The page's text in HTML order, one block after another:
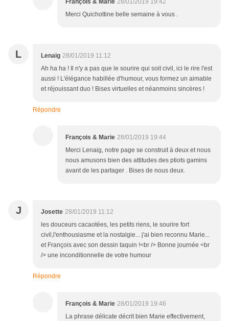
François & Marie 28/01/2019 19:42
Merci Quichottine belle semaine à vous .
L Lenaïg 28/01/2019 11:12
Ah ha ha ! Il n'y a pas que le sourire qui soit civil, ici le rire l'est
aussi ! L'élégance habillée d'humour, vous formez un aimable
et réjouissant duo ! Bises virtuelles et néanmoins sincères !
Répondre
François & Marie 28/01/2019 19:44
Merci Lenaig, notre page se construit à deux et nous
nous amusons bien des attitudes des ptiots gamins
avant de les partager . Bises de nous deux.
J Josette 28/01/2019 11:12
les douceurs cacaotées, les petits riens, le sourire fort
civil,l'enthousiasme et la nostalgie... j'ai bien reconnu Marie...
et François avec son dessin taquin !<br /> Bonne journée <br
/> une inconditionnelle de votre humour
Répondre
François & Marie 28/01/2019 19:46
La phrase délicate décrit bien Marie effectivement,